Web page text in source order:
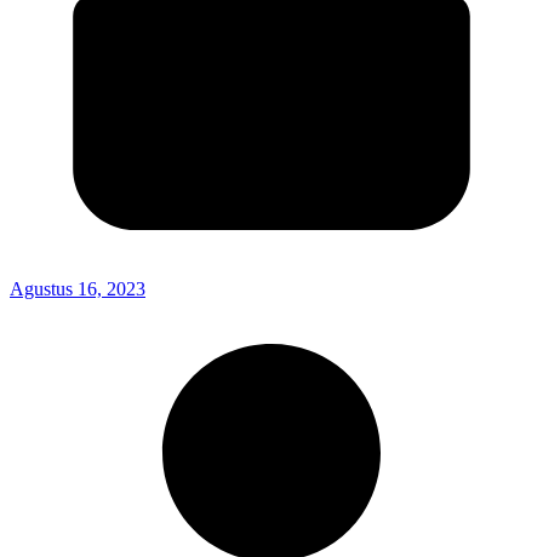
Agustus 16, 2023